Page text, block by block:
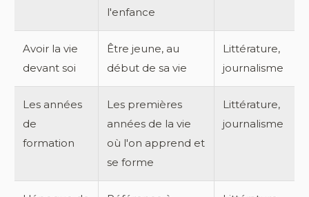
l'enfance
Avoir la vie
devant soi
Être jeune, au
début de sa vie
Littérature,
journalisme
Les années
de
formation
Les premières
années de la vie
où l'on apprend et
se forme
Littérature,
journalisme